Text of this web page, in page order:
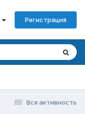
Регистрация
Вся активность